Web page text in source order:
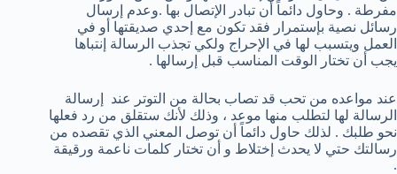
مفرطة . وحاول دائماً أن تبادر الإتصال بها .وعدم إرسال
رسائل نصية بإستمرار فقد تكون مع إحدي صديقتها أو في
العمل ويتسبب لها في الإحراج ولكي تجذب الرسالة إنتباها
يجب أن تختار الوقت المناسب قبل إرسالها .
عند مواعده من تحب قد تصاب بحالة من التوتر عند إرسالة
الرسالة لها لتطلب منها موعد ، وذلك لأنك ستقلق من رد فعلها
نحو طلبك . لذلك حاول دائماً أن توصل المعني الذي تقصده من
رسالتك حتي لا يحدث إختلاط و أن تختار كلمات ناعمة ورقيقة
.